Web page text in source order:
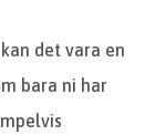
det vara en
bara ni har